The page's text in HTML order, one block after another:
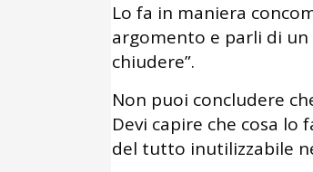
Lo fa in maniera
argomento e parli di un
chiudere”.
Non puoi concludere
Devi capire che cosa
del tutto inutilizzabile